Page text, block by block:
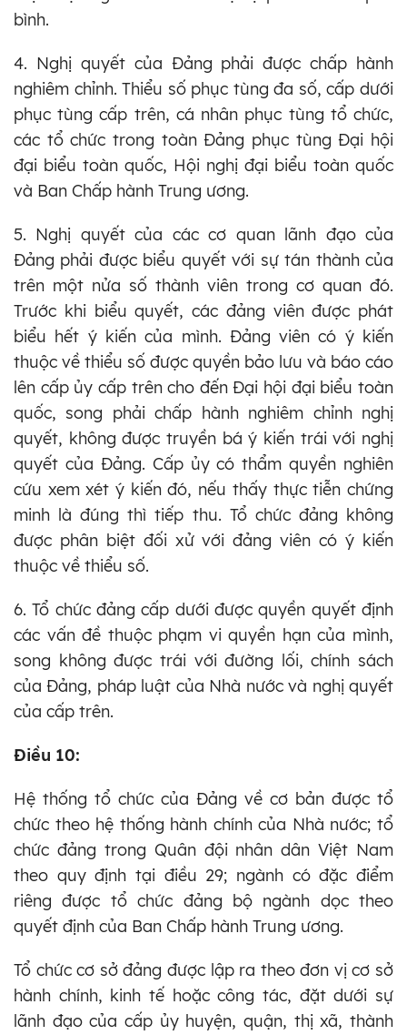
bình.
4. Nghị quyết của Đảng phải được chấp hành
nghiêm chỉnh. Thiểu số phục tùng đa số, cấp dưới
phục tùng cấp trên, cá nhân phục tùng tổ chức,
các tổ chức trong toàn Đảng phục tùng Đại hội
đại biểu toàn quốc, Hội nghị đại biểu toàn quốc
và Ban Chấp hành Trung ương.
5. Nghị quyết của các cơ quan lãnh đạo của
Đảng phải được biểu quyết với sự tán thành của
trên một nửa số thành viên trong cơ quan đó.
Trước khi biểu quyết, các đảng viên được phát
biểu hết ý kiến của mình. Đảng viên có ý kiến
thuộc về thiểu số được quyền bảo lưu và báo cáo
lên cấp ủy cấp trên cho đến Đại hội đại biểu toàn
quốc, song phải chấp hành nghiêm chỉnh nghị
quyết, không được truyền bá ý kiến trái với nghị
quyết của Đảng. Cấp ủy có thẩm quyền nghiên
cứu xem xét ý kiến đó, nếu thấy thực tiễn chứng
minh là đúng thì tiếp thu. Tổ chức đảng không
được phân biệt đối xử với đảng viên có ý kiến
thuộc về thiểu số.
6. Tổ chức đảng cấp dưới được quyền quyết định
các vấn đề thuộc phạm vi quyền hạn của mình,
song không được trái với đường lối, chính sách
của Đảng, pháp luật của Nhà nước và nghị quyết
của cấp trên.
Điều 10:
Hệ thống tổ chức của Đảng về cơ bản được tổ
chức theo hệ thống hành chính của Nhà nước; tổ
chức đảng trong Quân đội nhân dân Việt Nam
theo quy định tại điều 29; ngành có đặc điểm
riêng được tổ chức đảng bộ ngành dọc theo
quyết định của Ban Chấp hành Trung ương.
Tổ chức cơ sở đảng được lập ra theo đơn vị cơ sở
hành chính, kinh tế hoặc công tác, đặt dưới sự
lãnh đạo của cấp ủy huyện, quận, thị xã, thành